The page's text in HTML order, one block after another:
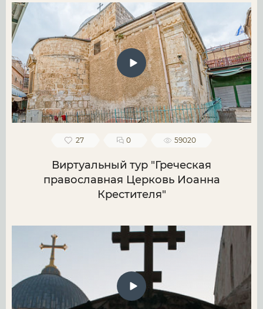
27 0 59020
Виртуальный тур "Греческая
православная Церковь Иоанна
Крестителя"